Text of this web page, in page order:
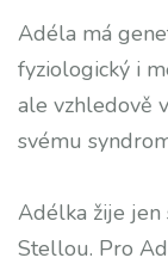
Adéla má
fyziologický i
ale vzhledově
svému
Adélka žije jen
Stellou. Pro